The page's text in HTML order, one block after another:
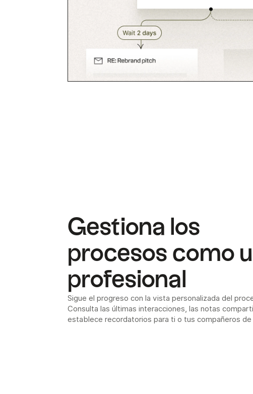
Gestiona los
procesos como
profesional
Sigue el progreso con la vista personalizada del
Consulta las últimas interacciones, las notas
establece recordatorios para ti o tus compañeros de